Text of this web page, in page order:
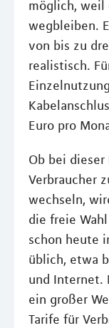
möglich, weil
wegbleiben.
von bis zu
realistisch.
Euro pro
Ob bei
Verbraucher
wechseln,
die freie
schon heute
üblich, etwa
und Internet.
ein großer
Tarife für